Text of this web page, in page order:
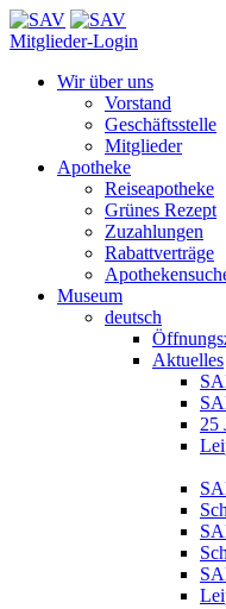
Mitglieder-Login
Wir über uns
Vorstand
Geschäftsstelle
Mitglieder
Apotheke
Reiseapotheke
Grünes Rezept
Zuzahlungen
Rabattverträge
Museum
deutsch
Aktuelles
25